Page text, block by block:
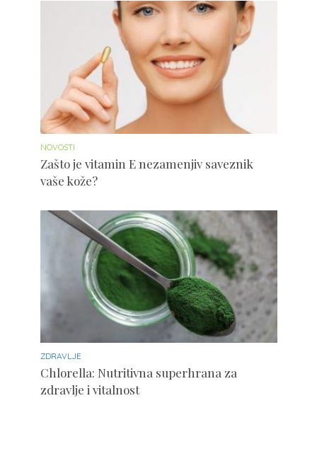
NOVOSTI
Zašto je vitamin E nezamenjiv saveznik
vaše kože?
ZDRAVLJE
Chlorella: Nutritivna superhrana za
zdravlje i vitalnost